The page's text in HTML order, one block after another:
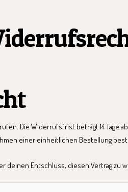
Die Widerrufsfrist beträgt 14
einer einheitlichen Bestellung
Entschluss, diesen Vertrag zu